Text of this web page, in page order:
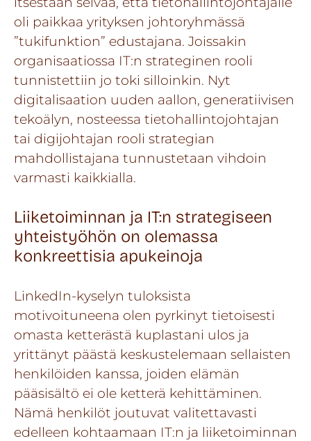
oli paikkaa yrityksen johtoryhmässä
”tukifunktion” edustajana. Joissakin
organisaatiossa IT:n strateginen rooli
tunnistettiin jo toki silloinkin. Nyt
digitalisaation uuden aallon, generatiivisen
tekoälyn, nosteessa tietohallintojohtajan
tai digijohtajan rooli strategian
mahdollistajana tunnustetaan vihdoin
varmasti kaikkialla.
Liiketoiminnan ja IT:n strategiseen
yhteistyöhön on olemassa
konkreettisia apukeinoja
LinkedIn-kyselyn tuloksista
motivoituneena olen pyrkinyt tietoisesti
omasta ketterästä kuplastani ulos ja
yrittänyt päästä keskustelemaan sellaisten
henkilöiden kanssa, joiden elämän
pääsisältö ei ole ketterä kehittäminen.
Nämä henkilöt joutuvat valitettavasti
edelleen kohtaamaan IT:n ja liiketoiminnan